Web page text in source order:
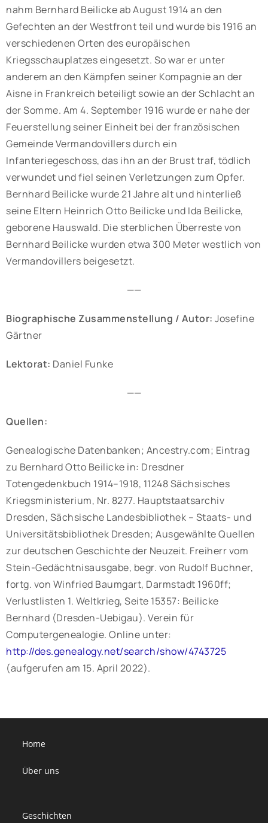
nahm Bernhard Beilicke ab August 1914 an den
Gefechten an der Westfront teil und wurde bis 1916 an
verschiedenen Orten des europäischen
Kriegsschauplatzes eingesetzt. So war er unter
anderem an den Kämpfen seiner Kompagnie an der
Aisne in Frankreich beteiligt sowie an der Schlacht an
der Somme. Am 4. September 1916 wurde er nahe der
Feuerstellung seiner Einheit bei der französischen
Gemeinde Vermandovillers durch ein
Infanteriegeschoss, das ihn an der Brust traf, tödlich
verwundet und fiel seinen Verletzungen zum Opfer.
Bernhard Beilicke wurde 21 Jahre alt und hinterließ
seine Eltern Heinrich Otto Beilicke und Ida Beilicke,
geborene Hauswald. Die sterblichen Überreste von
Bernhard Beilicke wurden etwa 300 Meter westlich von
Vermandovillers beigesetzt.
——
Biographische Zusammenstellung / Autor: Josefine
Gärtner
Lektorat: Daniel Funke
——
Quellen:
Genealogische Datenbanken; Ancestry.com; Eintrag
zu Bernhard Otto Beilicke in: Dresdner
Totengedenkbuch 1914–1918, 11248 Sächsisches
Kriegsministerium, Nr. 8277. Hauptstaatsarchiv
Dresden, Sächsische Landesbibliothek – Staats- und
Universitätsbibliothek Dresden; Ausgewählte Quellen
zur deutschen Geschichte der Neuzeit. Freiherr vom
Stein-Gedächtnisausgabe, begr. von Rudolf Buchner,
fortg. von Winfried Baumgart, Darmstadt 1960ff;
Verlustlisten 1. Weltkrieg, Seite 15357: Beilicke
Bernhard (Dresden-Uebigau). Verein für
Computergenealogie. Online unter:
http://des.genealogy.net/search/show/4743725
(aufgerufen am 15. April 2022).
Home
Über uns
Geschichten